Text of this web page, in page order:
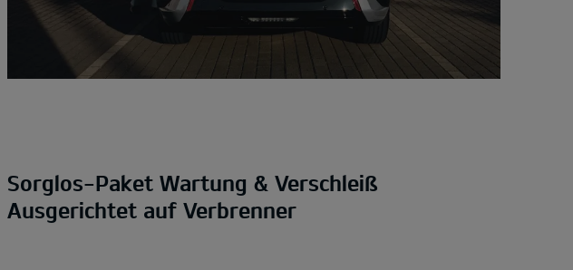
Sorglos-Paket Wartung & Verschleiß
Ausgerichtet auf Verbrenner